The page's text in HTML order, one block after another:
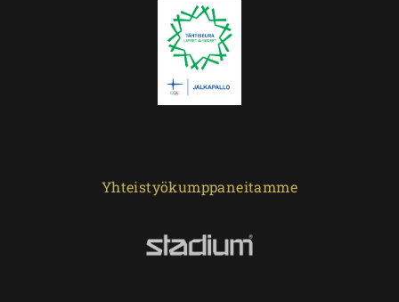
Yhteistyökumppaneitamme